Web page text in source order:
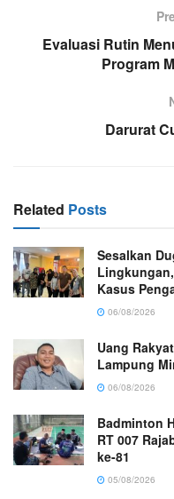
Evaluasi Rutin
Program
Darurat
Related Posts
Sesalkan
Kasus
06/08/2026
Uang
Lampung
06/08/2026
Badminton
RT 007
ke-81
05/08/2026